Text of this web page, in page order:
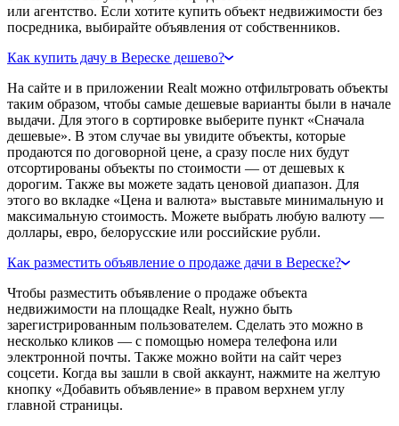
или агентство. Если хотите купить объект недвижимости без
посредника, выбирайте объявления от собственников.
Как купить дачу в Вереске дешево?
На сайте и в приложении Realt можно отфильтровать объекты
таким образом, чтобы самые дешевые варианты были в начале
выдачи. Для этого в сортировке выберите пункт «Сначала
дешевые». В этом случае вы увидите объекты, которые
продаются по договорной цене, а сразу после них будут
отсортированы объекты по стоимости — от дешевых к
дорогим. Также вы можете задать ценовой диапазон. Для
этого во вкладке «Цена и валюта» выставьте минимальную и
максимальную стоимость. Можете выбрать любую валюту —
доллары, евро, белорусские или российские рубли.
Как разместить объявление о продаже дачи в Вереске?
Чтобы разместить объявление о продаже объекта
недвижимости на площадке Realt, нужно быть
зарегистрированным пользователем. Сделать это можно в
несколько кликов — с помощью номера телефона или
электронной почты. Также можно войти на сайт через
соцсети. Когда вы зашли в свой аккаунт, нажмите на желтую
кнопку «Добавить объявление» в правом верхнем углу
главной страницы.